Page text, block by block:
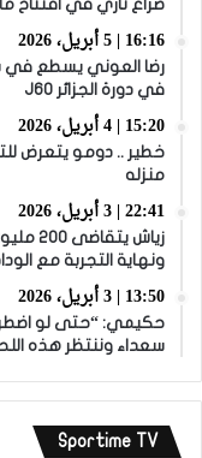
صراع ناري في افتتاح
16:16 | 5 أبريل، 2026
رضا العوني يسطع في
في دورة الجزائر J60
15:20 | 4 أبريل، 2026
خطير .. دومو يتعرض
منزله
22:41 | 3 أبريل، 2026
ونهاية التجربة مع
13:50 | 3 أبريل، 2026
حكيمي: “حتى لو
سعداء وننتظر هذه
Sportime TV